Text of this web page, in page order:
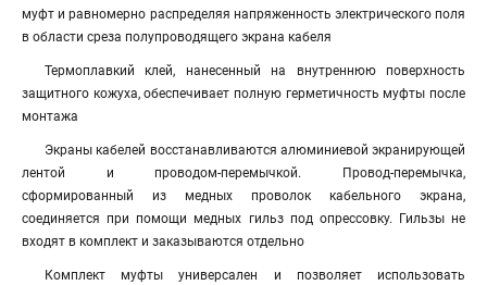
муфт и равномерно распределяя напряженность электрического поля
в области среза полупроводящего экрана кабеля
Термоплавкий клей, нанесенный на внутреннюю поверхность
защитного кожуха, обеспечивает полную герметичность муфты после
монтажа
Экраны кабелей восстанавливаются алюминиевой экранирующей
лентой и проводом-перемычкой. Провод-перемычка,
сформированный из медных проволок кабельного экрана,
соединяется при помощи медных гильз под опрессовку. Гильзы не
входят в комплект и заказываются отдельно
Комплект муфты универсален и позволяет использовать